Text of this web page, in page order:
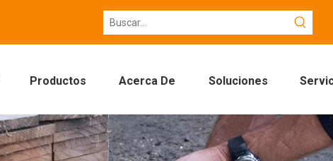
Productos Acerca De Soluciones